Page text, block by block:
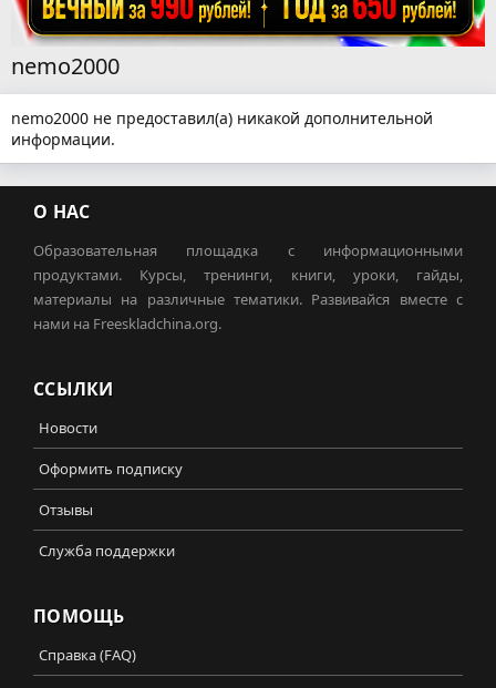
nemo2000
nemo2000 не предоставил(а) никакой дополнительной
информации.
О НАС
Образовательная площадка с информационными
продуктами. Курсы, тренинги, книги, уроки, гайды,
материалы на различные тематики. Развивайся вместе с
нами на Freeskladchina.org.
ССЫЛКИ
Новости
Оформить подписку
Отзывы
Служба поддержки
ПОМОЩЬ
Справка (FAQ)